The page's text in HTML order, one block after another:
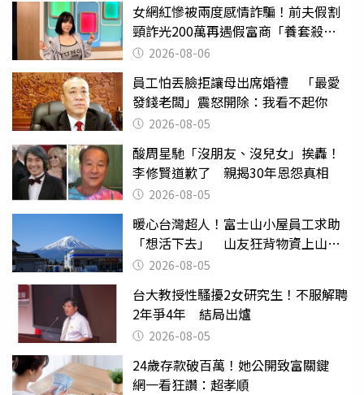
女網紅慘被兩度感情詐騙！前夫假割
頸詐光200萬再遇假富商「養套殺
2000萬」
2026-08-06
員工怕丟臉拒讓母出席婚禮 「最愛
發錢老闆」震怒開除：我看不起你
2026-08-05
酸周星馳「沒朋友、沒兒女」挨轟！
李修賢道歉了 親揭30年恩怨真相
2026-08-05
暖心台灣超人！富士山小屋員工求助
「想活下去」 山友狂背物資上山：
台灣真的是寶島
2026-08-05
台大教授性騷擾2女研究生！不服解聘
2年爭4年 結局出爐
2026-08-05
24歲存款破百萬！她公開致富關鍵
網一看狂讚：超孝順